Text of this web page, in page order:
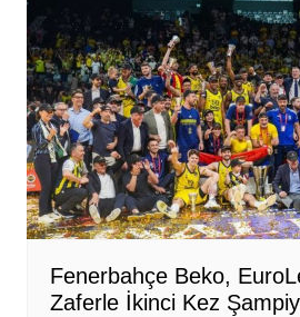
Fenerbahçe Beko,
Zaferle İkinci Kez